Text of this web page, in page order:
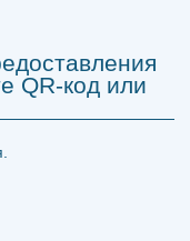
QR-код или